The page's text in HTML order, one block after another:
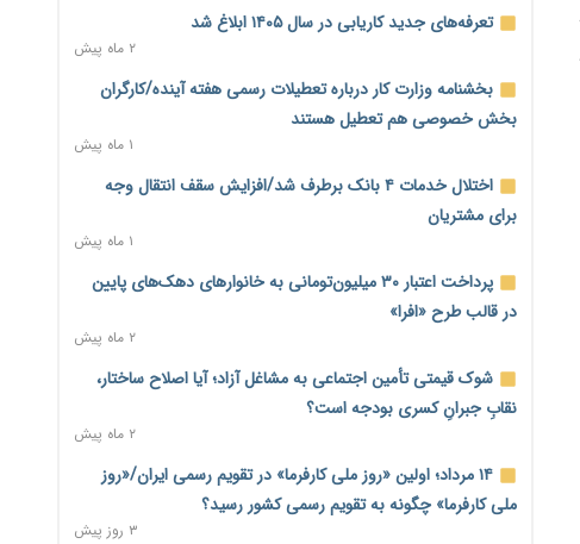
۲ ساعت پیش
روز خبرنگار؛ مطالبه‌ای فراتر از تبریک برای پاسداشت حقیقت و
۲ ساعت پیش
همایش و مسابقه نذری ماه صفر برگزار شد
زائران اربعین نگران ارز باقی‌مانده نباشند؛ خرید دینار در بانک‌ها و
صرافی‌ها
۲ روز پیش
جنگ کریدورها وارد فاز جدید شد؛ سرمایه‌گذاری ۳۴۵ میلیارد
دلاری اوراسیا تا ۲۰۳۵
۲ روز پیش
پارادوکس اینترنت در ایران؛ مصرف‌کننده بیشتر می‌پردازد، شبکه
کمتر توسعه می‌یابد
۲ روز پیش
تعرفه‌های جدید کاریابی در سال ۱۴۰۵ ابلاغ شد
۲ ماه پیش
بخشنامه وزارت کار درباره تعطیلات رسمی هفته آینده/کارگران
بخش خصوصی هم تعطیل هستند
۱ ماه پیش
اختلال خدمات ۴ بانک برطرف شد/افزایش سقف انتقال وجه
برای مشتریان
۱ ماه پیش
پرداخت اعتبار ۳۰ میلیون‌تومانی به خانوارهای دهک‌های پایین
در قالب طرح «افرا»
۲ ماه پیش
شوک قیمتی تأمین اجتماعی به مشاغل آزاد؛ آیا اصلاح ساختار،
نقابِ جبرانِ کسری بودجه است؟
۲ ماه پیش
۱۴ مرداد؛ اولین «روز ملی کارفرما» در تقویم رسمی ایران/«روز
ملی کارفرما» چگونه به تقویم رسمی کشور رسید؟
۳ روز پیش